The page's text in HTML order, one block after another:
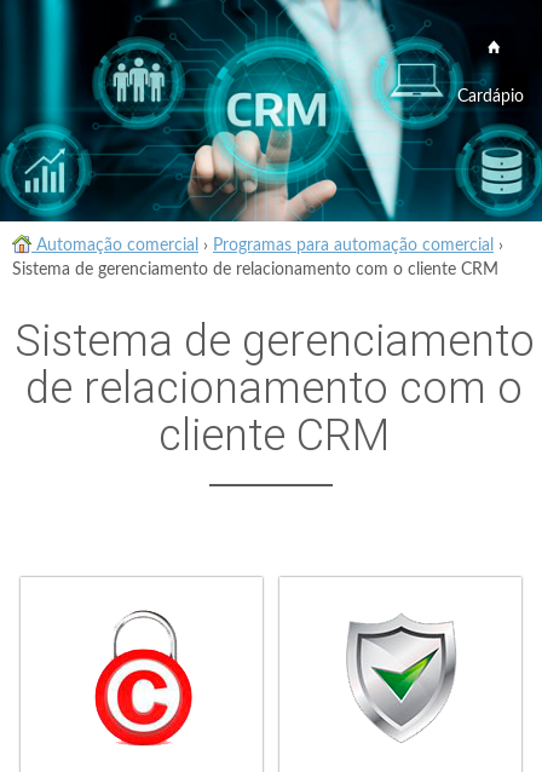
Cardápio
Automação comercial › Programas para automação comercial
›
Sistema de gerenciamento de relacionamento com o cliente CRM
Sistema de gerenciamento
de relacionamento com o
cliente CRM